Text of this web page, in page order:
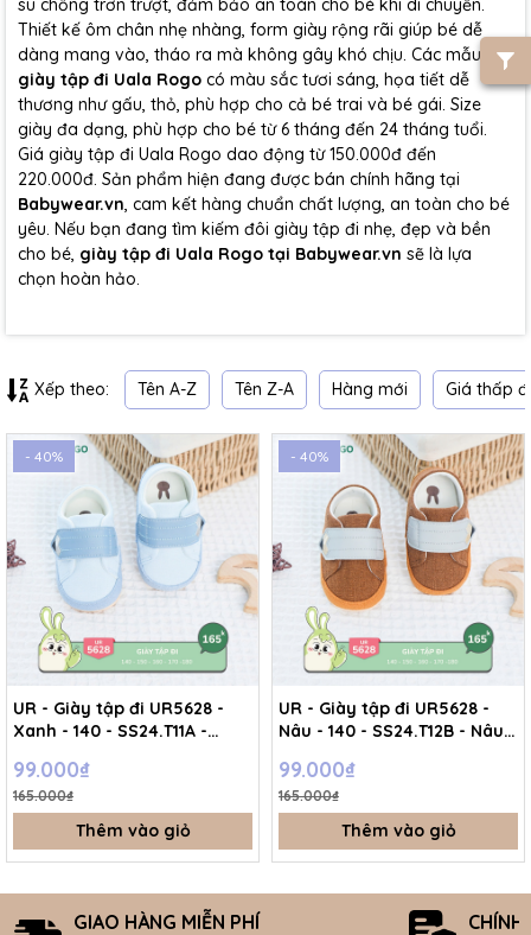
Thiết kế ôm chân nhẹ nhàng, form giày rộng rãi giúp bé dễ
dàng mang vào, tháo ra mà không gây khó chịu. Các mẫu
giày tập đi Uala Rogo có màu sắc tươi sáng, họa tiết dễ
thương như gấu, thỏ, phù hợp cho cả bé trai và bé gái. Size
giày đa dạng, phù hợp cho bé từ 6 tháng đến 24 tháng tuổi.
Giá giày tập đi Uala Rogo dao động từ 150.000đ đến
220.000đ. Sản phẩm hiện đang được bán chính hãng tại
Babywear.vn , cam kết hàng chuẩn chất lượng, an toàn cho bé
yêu. Nếu bạn đang tìm kiếm đôi giày tập đi nhẹ, đẹp và bền
cho bé, giày tập đi Uala Rogo tại Babywear.vn sẽ là lựa
chọn hoàn hảo.
Xếp theo: Tên A-Z Tên Z-A Hàng mới Giá thấp
- 40%
UR - Giày tập đi UR5628 -
Xanh - 140 - SS24.T11A -
99.000₫
165.000₫
Thêm vào giỏ
- 40%
UR - Giày tập đi UR5628 -
Nâu - 140 - SS24.T12B - Nâu -
99.000₫
165.000₫
Thêm vào giỏ
GIAO HÀNG MIỄN PHÍ CHÍNH